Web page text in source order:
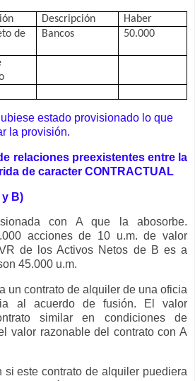
Descripción
Haber
de
Bancos 50.000
estado provisionado lo que
la provisión.
relaciones preexistentes entre la
de caracter CONTRACTUAL
y B)
con A que la abosorbe.
acciones de 10 u.m. de valor
de los Activos Netos de B es a
45.000 u.m.
un contrato de alquiler de una oficia
al acuerdo de fusión. El valor
similar en condiciones de
valor razonable del contrato con A
si este contrato de alquiler puediera